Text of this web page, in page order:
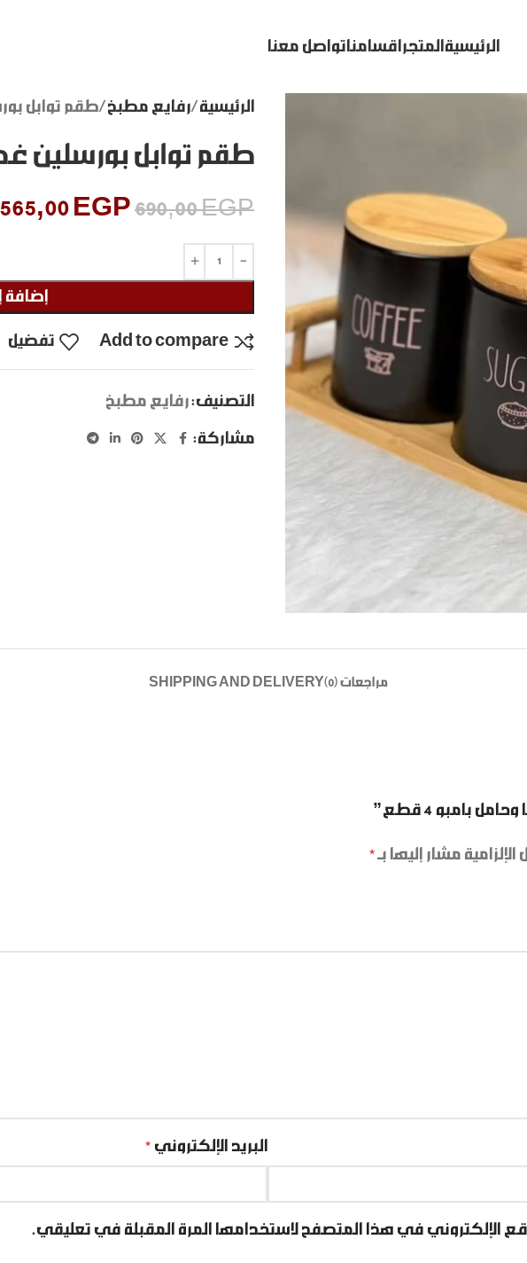
الرئيسية المتجر اقسامنا تواصل معنا
الرئيسية رفايع مطبخ طقم توابل
طقم توابل بورسلين غطا
690,00EGP
565,00 EGP
إضافة
Add to compare تفضيل
التصنيف:رفايع مطبخ
مشاركة:
مراجعات (0) SHIPPING AND DELIVERY
بامبو 4 قطع”
الإلزامية مشار إليها بـ *
البريد الإلكتروني *
الإلكتروني في هذا المتصفح لاستخدامها المرة المقبلة في تعليقي.